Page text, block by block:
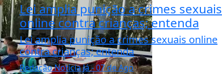
Lei amplia punição a crimes sexuais
online contra crianças; entenda
Lei amplia punição a crimes sexuais online
contra crianças; entenda
Redação Notícia Já- 07 de Ago